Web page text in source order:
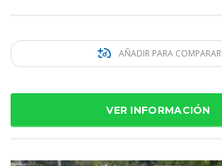
AÑADIR PARA COMPARAR
VER INFORMACIÓN